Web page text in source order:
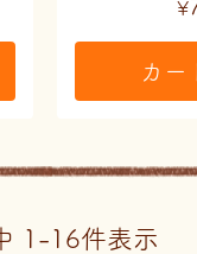
¥
カー
1 -16件表示